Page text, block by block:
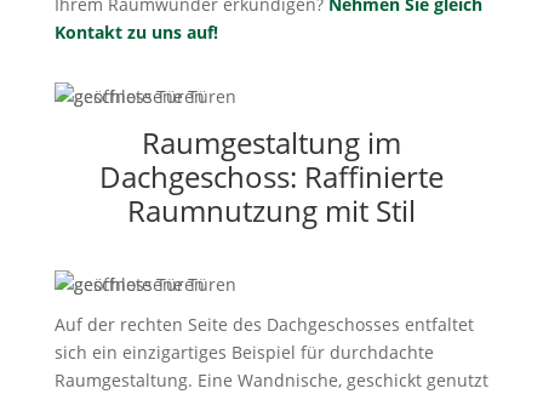
Kontakt zu uns auf!
Raumgestaltung im
Dachgeschoss: Raffinierte
Raumnutzung mit Stil
Auf der rechten Seite des Dachgeschosses entfaltet
sich ein einzigartiges Beispiel für durchdachte
Raumgestaltung. Eine Wandnische, geschickt genutzt